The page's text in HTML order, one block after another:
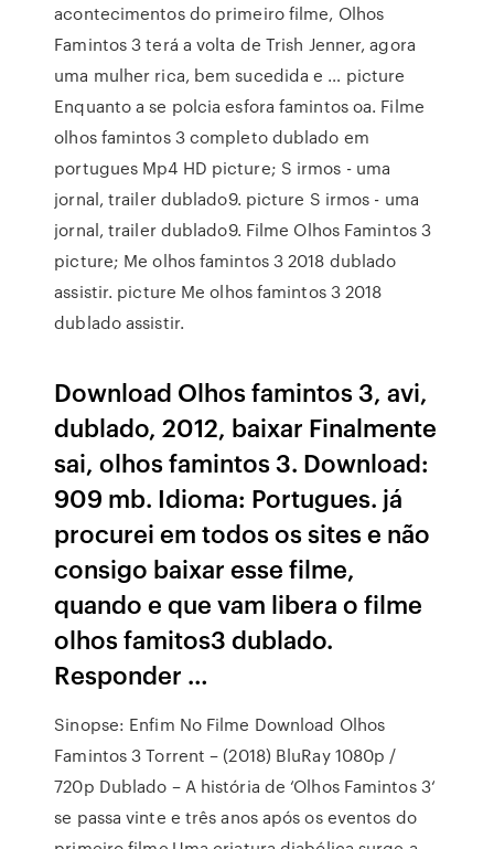
acontecimentos do primeiro filme, Olhos
Famintos 3 terá a volta de Trish Jenner, agora
uma mulher rica, bem sucedida e … picture
Enquanto a se polcia esfora famintos oa. Filme
olhos famintos 3 completo dublado em
portugues Mp4 HD picture; S irmos - uma
jornal, trailer dublado9. picture S irmos - uma
jornal, trailer dublado9. Filme Olhos Famintos 3
picture; Me olhos famintos 3 2018 dublado
assistir. picture Me olhos famintos 3 2018
dublado assistir.
Download Olhos famintos 3, avi,
dublado, 2012, baixar Finalmente
sai, olhos famintos 3. Download:
909 mb. Idioma: Portugues. já
procurei em todos os sites e não
consigo baixar esse filme,
quando e que vam libera o filme
olhos famitos3 dublado.
Responder …
Sinopse: Enfim No Filme Download Olhos
Famintos 3 Torrent – (2018) BluRay 1080p /
720p Dublado – A história de ‘Olhos Famintos 3‘
se passa vinte e três anos após os eventos do